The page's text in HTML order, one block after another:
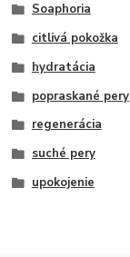
Soaphoria
citlivá pokožka
hydratácia
popraskané pery
regenerácia
suché pery
upokojenie